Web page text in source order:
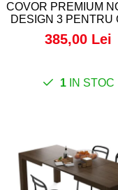
COVOR PREMIUM
DESIGN 3 PENTRU
385,00 Lei
1IN STOC